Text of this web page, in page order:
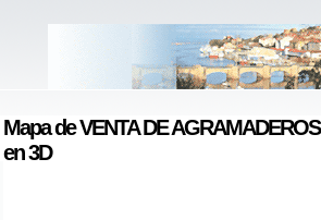
Mapa de VENTA DE AGRAMADEROS
en 3D